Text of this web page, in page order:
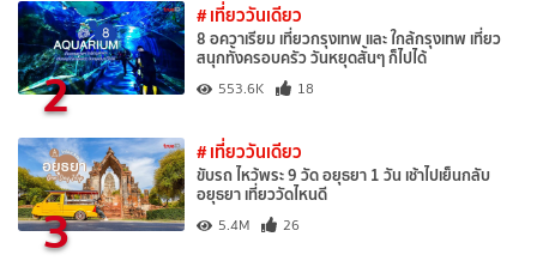
2
# เที่ยววันเดียว
8 อควาเรียม เที่ยวกรุงเทพ และ ใกล้กรุงเทพ เที่ยว
สนุกทั้งครอบครัว วันหยุดสั้นๆ ก็ไปได้
553.6K 18
3
# เที่ยววันเดียว
ขับรถ ไหว้พระ 9 วัด อยุธยา 1 วัน เช้าไปเย็นกลับ
อยุธยา เที่ยววัดไหนดี
5.4M 26